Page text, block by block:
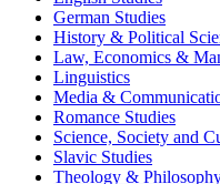
German Studies
History & Political
Law, Economics &
Linguistics
Media &
Romance Studies
Science, Society and
Slavic Studies
Theology &